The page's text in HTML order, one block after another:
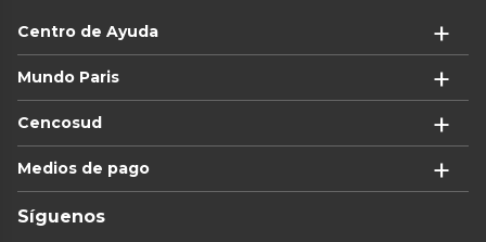
Centro de Ayuda
Mundo Paris
Cencosud
Medios de pago
Síguenos